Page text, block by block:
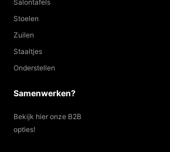
Stoelen
Zuilen
Staaltjes
Onderstellen
opties!